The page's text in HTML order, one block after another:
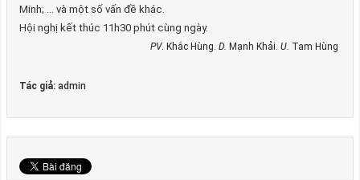
Minh; … và một số vấn đề khác.
Hội nghị kết thúc 11h30 phút cùng ngày.
PV. Khắc Hùng. D. Mạnh Khải. U. Tam Hùng
Tác giả: admin